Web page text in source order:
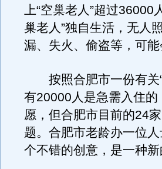
上“空巢老人”超过36000
巢老人”独自生活，无人
漏、失火、偷盗等，可
按照合肥市一份有关“
有20000人是急需入住
愿，但合肥市目前的24
题。合肥市老龄办一位
个不错的创意，是一种